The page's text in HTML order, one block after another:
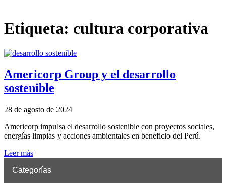
Etiqueta: cultura corporativa
Americorp Group y el desarrollo
sostenible
28 de agosto de 2024
Americorp impulsa el desarrollo sostenible con proyectos sociales,
energías limpias y acciones ambientales en beneficio del Perú.
Leer más
Categorías